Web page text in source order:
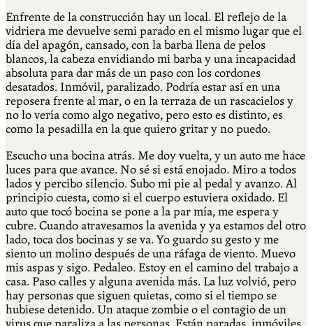
Enfrente de la construcción hay un local. El reflejo de la
vidriera me devuelve semi parado en el mismo lugar que el
día del apagón, cansado, con la barba llena de pelos
blancos, la cabeza envidiando mi barba y una incapacidad
absoluta para dar más de un paso con los cordones
desatados. Inmóvil, paralizado. Podría estar así en una
reposera frente al mar, o en la terraza de un rascacielos y
no lo vería como algo negativo, pero esto es distinto, es
como la pesadilla en la que quiero gritar y no puedo.
Escucho una bocina atrás. Me doy vuelta, y un auto me hace
luces para que avance. No sé si está enojado. Miro a todos
lados y percibo silencio. Subo mi pie al pedal y avanzo. Al
principio cuesta, como si el cuerpo estuviera oxidado. El
auto que tocó bocina se pone a la par mía, me espera y
cubre. Cuando atravesamos la avenida y ya estamos del otro
lado, toca dos bocinas y se va. Yo guardo su gesto y me
siento un molino después de una ráfaga de viento. Muevo
mis aspas y sigo. Pedaleo. Estoy en el camino del trabajo a
casa. Paso calles y alguna avenida más. La luz volvió, pero
hay personas que siguen quietas, como si el tiempo se
hubiese detenido. Un ataque zombie o el contagio de un